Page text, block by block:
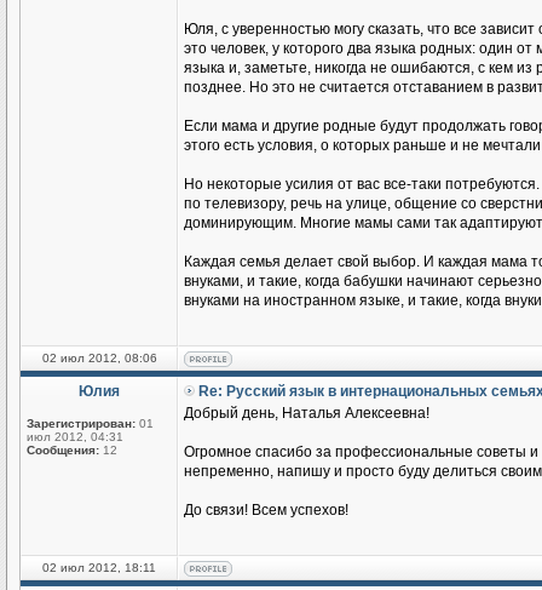
Юля, с уверенностью могу сказать, что все
это человек, у которого два языка родных: один
языка и, заметьте, никогда не ошибаются, с кем из
позднее. Но это не считается отставанием в
Если мама и другие родные будут продолжать
этого есть условия, о которых раньше и не
Но некоторые усилия от вас все-таки
по телевизору, речь на улице, общение со
доминирующим. Многие мамы сами так
Каждая семья делает свой выбор. И каждая мама
внуками, и такие, когда бабушки начинают
внуками на иностранном языке, и такие, когда
02 июл 2012, 08:06
Юлия
Зарегистрирован: 01
июл 2012, 04:31
Сообщения: 12
Re: Русский язык в интернациональных
Добрый день, Наталья Алексеевна!
Огромное спасибо за профессиональные советы
непременно, напишу и просто буду делиться
До связи! Всем успехов!
02 июл 2012, 18:11